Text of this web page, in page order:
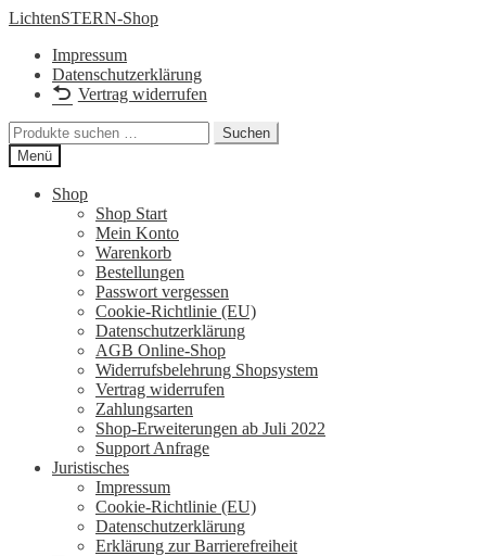
Zur
springen
Zum
springen
LichtenSTERN-Shop
Impressum
Datenschutzerklärung
Vertrag widerrufen
Suchen
nach:
Suchen
Menü
Shop
Shop Start
Mein Konto
Warenkorb
Bestellungen
Passwort vergessen
Cookie-Richtlinie (EU)
Datenschutzerklärung
AGB Online-Shop
Widerrufsbelehrung Shopsystem
Vertrag widerrufen
Zahlungsarten
Shop-Erweiterungen ab Juli 2022
Support Anfrage
Juristisches
Impressum
Cookie-Richtlinie (EU)
Datenschutzerklärung
Erklärung zur Barrierefreiheit